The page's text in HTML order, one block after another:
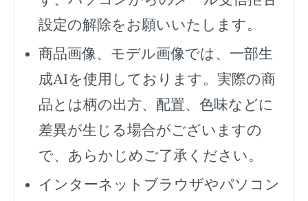
設定の解除をお願いいたします。
商品画像、モデル画像では、一部生
成AIを使用しております。実際の商
品とは柄の出方、配置、色味などに
差異が生じる場合がございますの
で、あらかじめご了承ください。
インターネットブラウザやパソコン